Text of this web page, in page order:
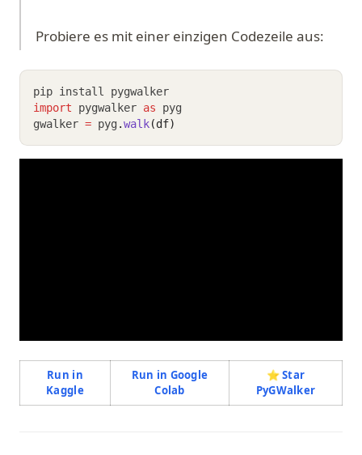
Probiere es mit einer einzigen Codezeile aus:
pip install pygwalker
import pygwalker as pyg
gwalker = pyg .walk(df)
Run in
Kaggle(opens in a new tab)
Run in Google
Colab(opens in a new tab)
⭐️ Star
PyGWalker(opens